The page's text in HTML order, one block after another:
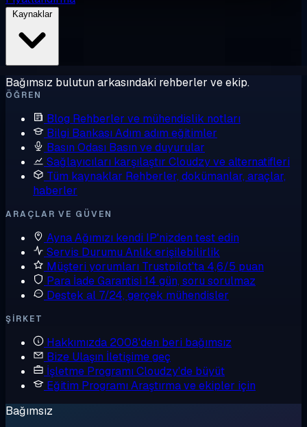
Kaynaklar
Bağımsız bulutun arkasındaki rehberler ve ekip.
ÖĞREN
Blog Rehberler ve mühendislik notları
Bilgi Bankası Adım adım eğitimler
Basın Odası Basın ve duyurular
Sağlayıcıları karşılaştır Cloudzy ve alternatifleri
Tüm kaynaklar Rehberler, dokümanlar, araçlar,
haberler
ARAÇLAR VE GÜVEN
AynaAğımızı kendi IP'nizden test edin
Servis Durumu Anlık erişilebilirlik
Müşteri yorumları Trustpilot'ta 4,6/5 puan
Para İade Garantisi 14 gün, soru sorulmaz
Destek al 7/24, gerçek mühendisler
ŞIRKET
Hakkımızda 2008'den beri bağımsız
Bize Ulaşın İletişime geç
İşletme Programı Cloudzy'de büyüt
Eğitim Programı Araştırma ve ekipler için
Bağımsız